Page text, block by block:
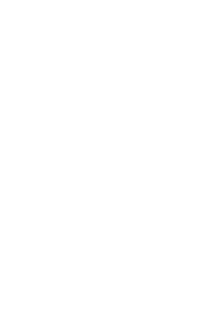
付方式。 讓您購物簡單
轉至「AFTEE先享後付」
結帳。
易完成。